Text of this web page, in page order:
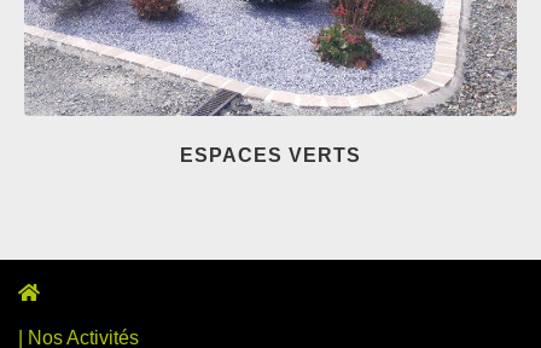
ESPACES VERTS
| Nos Activités